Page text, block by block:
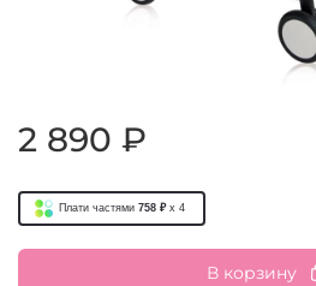
2 890 ₽
Плати частями 758 ₽ x 4
В корзину